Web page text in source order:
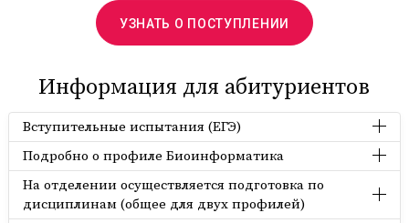
УЗНАТЬ О ПОСТУПЛЕНИИ
Информация для абитуриентов
Вступительные испытания (ЕГЭ)
Подробно о профиле Биоинформатика
На отделении осуществляется подготовка по
дисциплинам (общее для двух профилей)